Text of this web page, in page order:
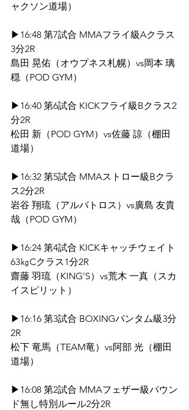
ャクソン道場）
▶16:48 第7試合 MMAフライ級Aクラス
3分2R
島田 晃佑（オウプネス札幌）vs岡本 璃
穏（POD GYM）
▶16:40 第6試合 KICKフライ級Bクラス2
分2R
松田 新（POD GYM）vs佐藤 諒（棚田
道場）
▶16:32 第5試合 MMAストロー級Bクラ
ス2分2R
岩谷 翔琉（アルバトロス）vs廣島 友貴
哉（POD GYM）
▶16:24 第4試合 KICKキャッチウェイト
63㎏Cクラス1分2R
齋藤 羽琉（KING'S）vs荒木 一真（スカ
イスピリット）
▶16:16 第3試合 BOXINGバンタム級3分
2R
松下 竜馬（TEAM竜）vs阿部 光（棚田
道場）
▶16:08 第2試合 MMAフェザー級パウン
ド無し特別ルール2分2R